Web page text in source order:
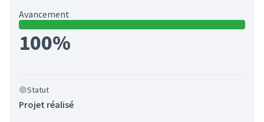
Avancement
100%
Statut
Projet réalisé